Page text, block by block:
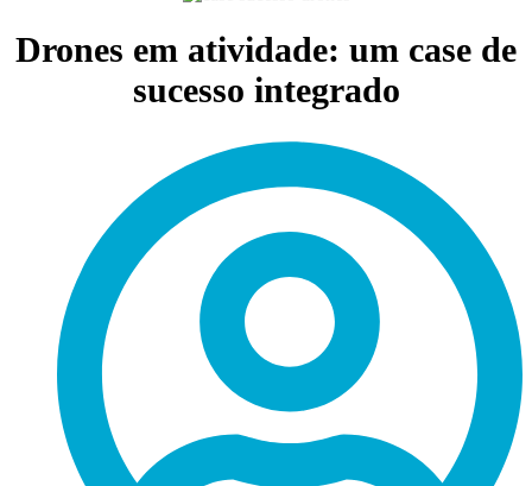
Drones em atividade: um case de
sucesso integrado